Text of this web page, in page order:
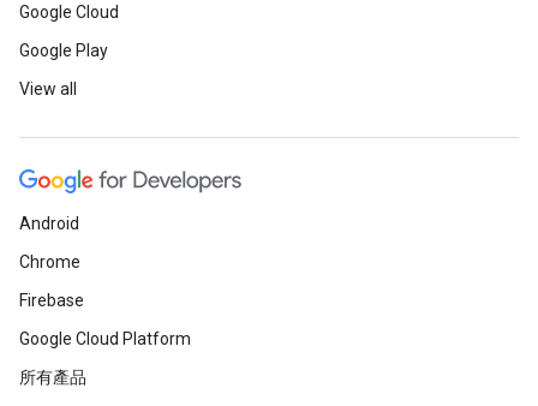
Google Cloud
Google Play
View all
Android
Chrome
Firebase
Google Cloud Platform
所有產品